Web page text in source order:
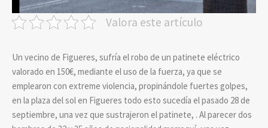
Valora este artículo
Un vecino de Figueres, sufría el robo de un patinete eléctrico
valorado en 150€, mediante el uso de la fuerza, ya que se
emplearon con extreme violencia, propinándole fuertes golpes,
en la plaza del sol en Figueres todo esto sucedía el pasado 28 de
septiembre, una vez que sustrajeron el patinete, . Al parecer dos